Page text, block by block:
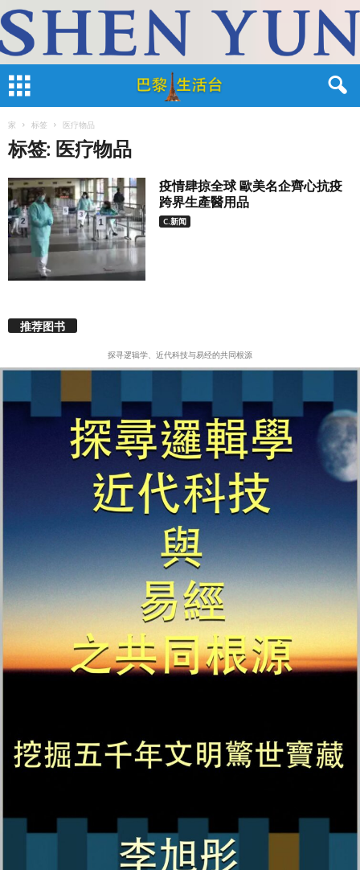
家 标签 医疗物品
标签: 医疗物品
疫情肆掠全球 歐美名企齊心抗疫
跨界生產醫用品
C.新闻
推荐图书
探寻逻辑学、近代科技与易经的共同根源